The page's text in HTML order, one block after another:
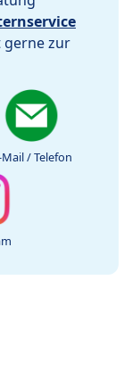
gerne zur
Mail / Telefon